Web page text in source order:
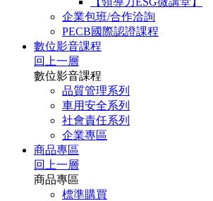
企業包班/合作洽詢
PECB國際認證課程
數位影音課程
回上一層
數位影音課程
品質管理系列
車用安全系列
社會責任系列
企業專區
商品專區
回上一層
商品專區
標準購買